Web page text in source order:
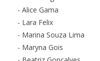
- Alice Gama
- Lara Felix
- Marina Souza Lima
- Maryna Gois